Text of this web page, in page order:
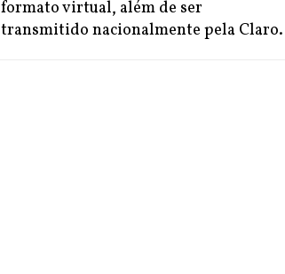
formato virtual, além de ser
transmitido nacionalmente pela Claro.